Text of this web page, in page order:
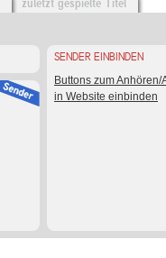
zuletzt gespielte Titel
SENDER EINBINDEN
Buttons zum Anhören/
in Website einbinden